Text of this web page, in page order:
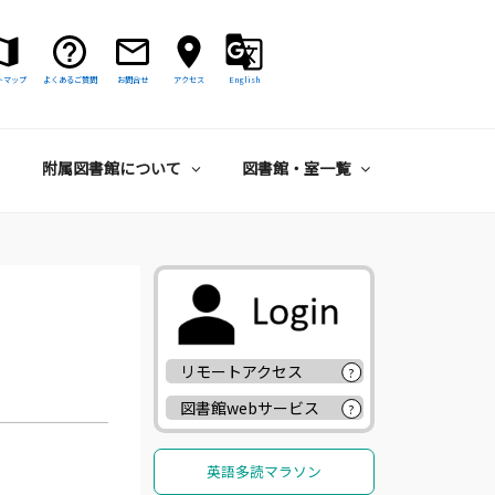
マップ よくあるご質問 お問合せ アクセス English
附属図書館について 図書館・室一覧
リモートアクセス ?
図書館webサービス ?
英語多読マラソン